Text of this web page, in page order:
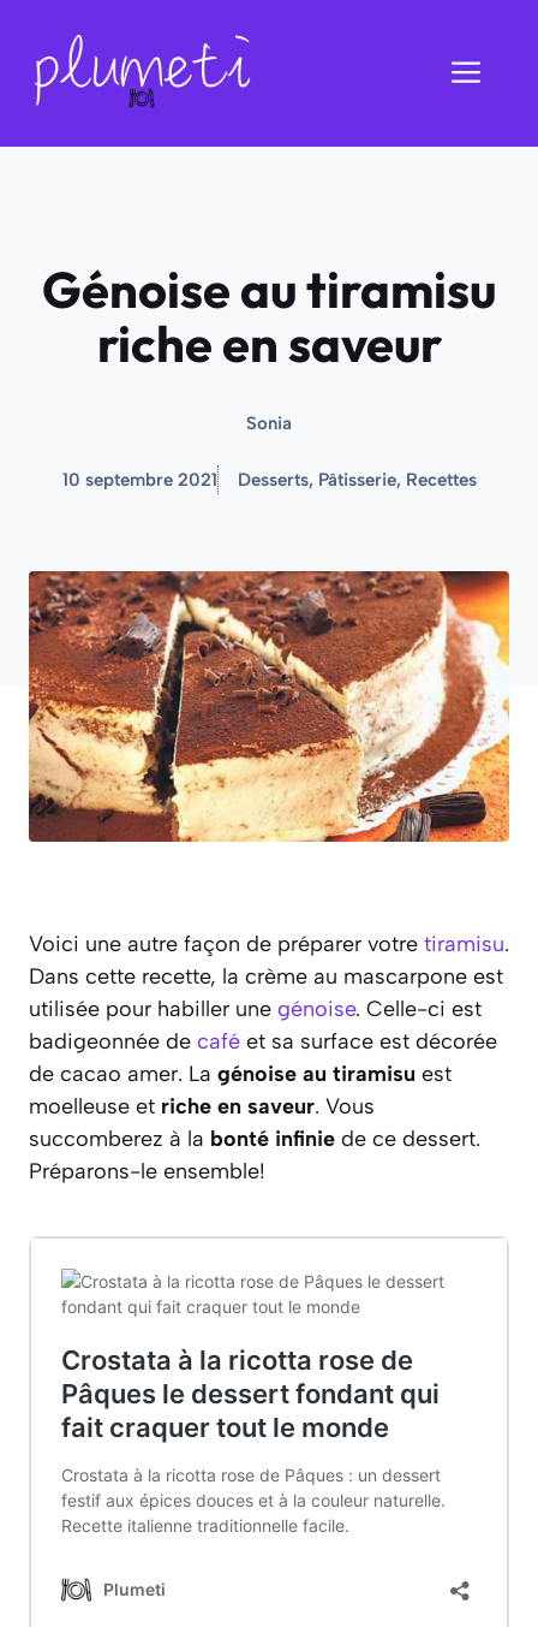
contenu
Génoise au tiramisu
riche en saveur
Sonia
10 septembre 2021 Desserts, Pâtisserie, Recettes
Voici une autre façon de préparer votre tiramisu.
Dans cette recette, la crème au mascarpone est
utilisée pour habiller une génoise. Celle-ci est
badigeonnée de café et sa surface est décorée
de cacao amer. La génoise au tiramisu est
moelleuse et riche en saveur. Vous
succomberez à la bonté infinie de ce dessert.
Préparons-le ensemble!